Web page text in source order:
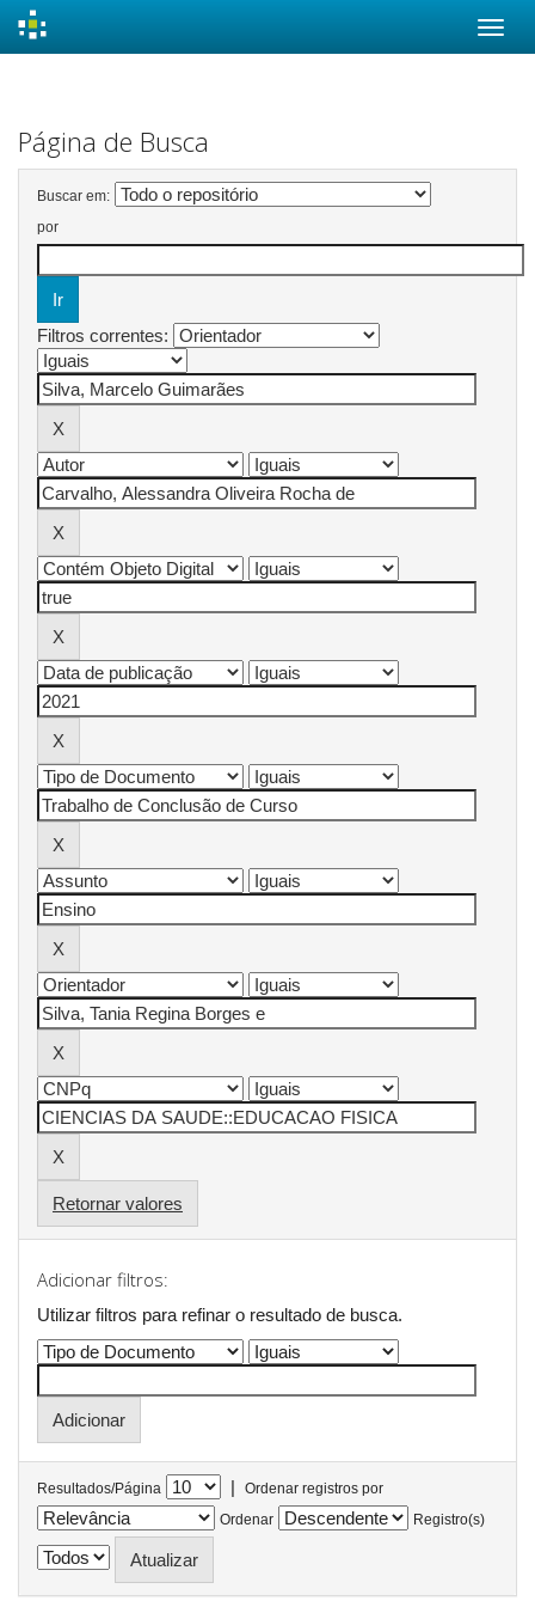
Página de Busca
Buscar em:
por
Filtros correntes:
Retornar valores
Adicionar filtros:
Utilizar filtros para refinar o resultado de busca.
Resultados/Página |
Ordenar registros por
Ordenar
Registro(s)